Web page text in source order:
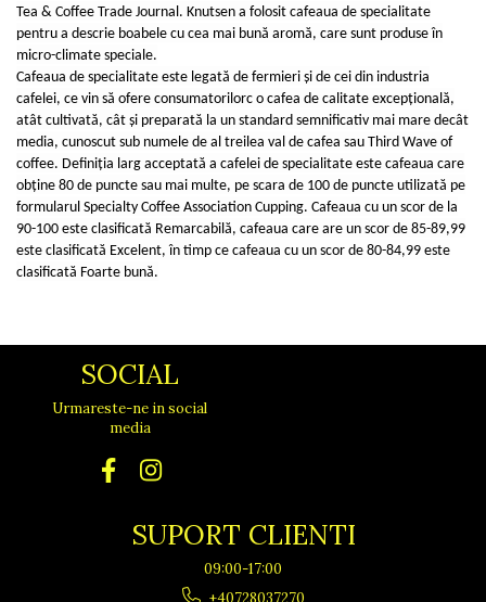
Tea & Coffee Trade Journal. Knutsen a folosit cafeaua de specialitate
pentru a descrie boabele cu cea mai bună aromă, care sunt produse în
micro-climate speciale.
Cafeaua de specialitate este legată de fermieri și de cei din industria
cafelei, ce vin să ofere consumatorilorc o cafea de calitate excepțională,
atât cultivată, cât și preparată la un standard semnificativ mai mare decât
media, cunoscut sub numele de al treilea val de cafea sau Third Wave of
coffee. Definiția larg acceptată a cafelei de specialitate este cafeaua care
obține 80 de puncte sau mai multe, pe scara de 100 de puncte utilizată pe
formularul Specialty Coffee Association Cupping. Cafeaua cu un scor de la
90-100 este clasificată Remarcabilă, cafeaua care are un scor de 85-89,99
este clasificată Excelent, în timp ce cafeaua cu un scor de 80-84,99 este
clasificată Foarte bună.
SOCIAL
Urmareste-ne in social
media
SUPORT CLIENTI
09:00-17:00
+40728037270